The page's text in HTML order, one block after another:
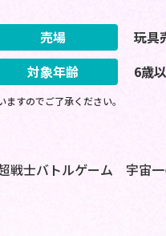
売場
玩具
対象年齢 6歳
すのでご了承ください。
士バトルゲーム 宇宙一